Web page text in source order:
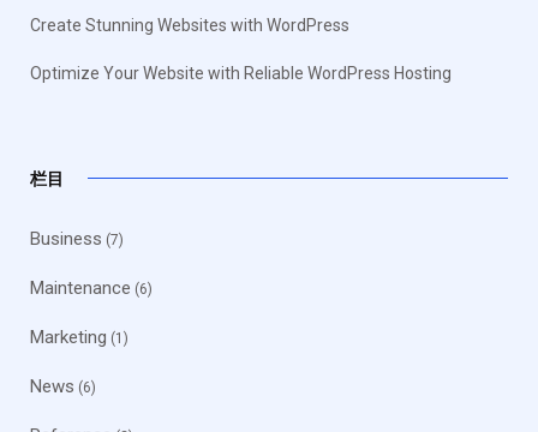
Create Stunning Websites with WordPress
Optimize Your Website with Reliable WordPress Hosting
栏目
Business (7)
Maintenance (6)
Marketing (1)
News (6)